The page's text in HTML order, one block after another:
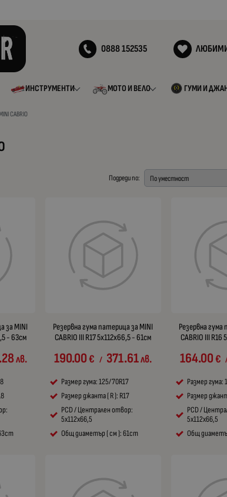
0888 152535
ИНСТРУМЕНТИ МОТО И ВЕЛО ГУМИ И
CABRIO
Подреди по:
за MINI
- 63см
лв.
Резервна гума патерица за MINI
CABRIO III R17 5x112x66,5 - 61см
190.00€ / 371.61лв.
Размер гума: 125/70R17
Размер джанта ( R ): R17
PCD / Централен отвор:
5x112x66,5
Общ диаметър ( см ): 61cm
Резервна гума
CABRIO III
164.00€
Размер гума:
Размер
PCD /
5x112x66,5
Общ